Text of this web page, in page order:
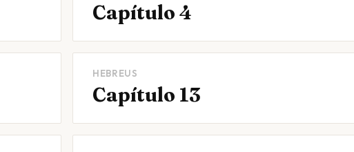
Capítulo 4
HEBREUS
Capítulo 13